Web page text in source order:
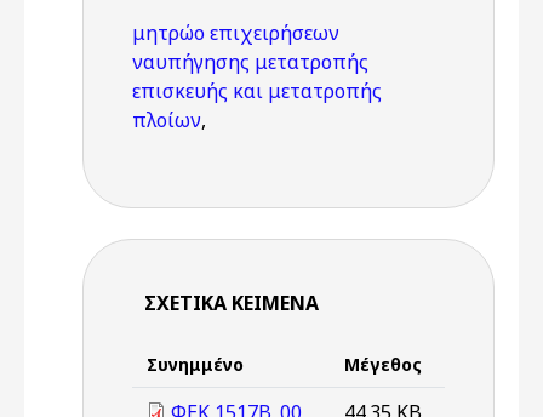
μητρώο επιχειρήσεων
ναυπήγησης μετατροπής
επισκευής και μετατροπής
πλοίων,
ΣΧΕΤΙΚΆ ΚΕΊΜΕΝΑ
Συνημμένο Μέγεθος